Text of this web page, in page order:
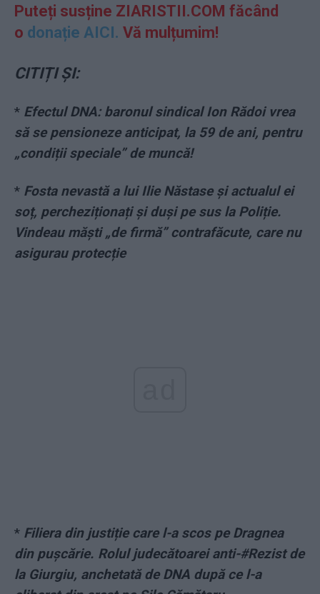
Puteți susține ZIARISTII.COM făcând
o donație AICI. Vă mulțumim!
CITIȚI ȘI:
* Efectul DNA: baronul sindical Ion Rădoi vrea
să se pensioneze anticipat, la 59 de ani, pentru
„condiții speciale” de muncă!
* Fosta nevastă a lui Ilie Năstase și actualul ei
soț, percheziționați și duși pe sus la Poliție.
Vindeau măști „de firmă” contrafăcute, care nu
asigurau protecție
* Filiera din justiție care l-a scos pe Dragnea
din pușcărie. Rolul judecătoarei anti-#Rezist de
la Giurgiu, anchetată de DNA după ce l-a